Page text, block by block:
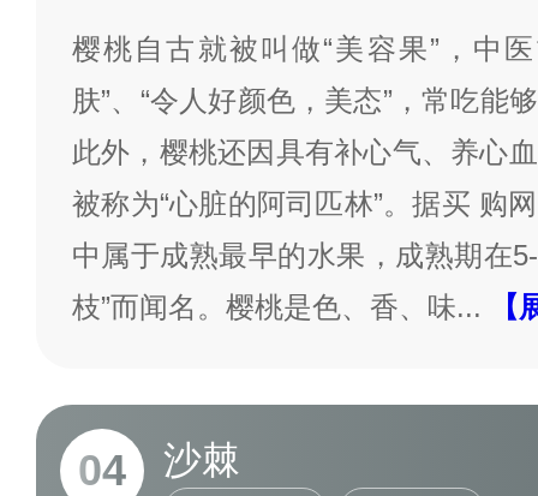
樱桃自古就被叫做“美容果”，中
肤”、“令人好颜色，美态”，常吃能
此外，樱桃还因具有补心气、养心
被称为“心脏的阿司匹林”。据买 购
中属于成熟最早的水果，成熟期在
枝”而闻名。樱桃是色、香、味...
04 沙棘